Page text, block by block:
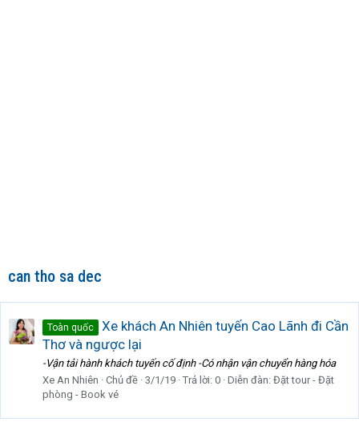
can tho sa dec
Toàn quốc
Xe khách An Nhiên tuyến Cao Lãnh đi Cần
Thơ và ngược lại
-Vận tải hành khách tuyến cố định -Có nhận vận chuyển hàng hóa
Xe An Nhiên
Chủ đề 3/1/19 Trả lời: 0 Diễn đàn: Đặt tour - Đặt
phòng - Book vé